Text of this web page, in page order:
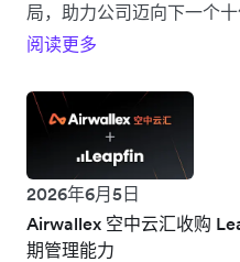
局，助力公司迈向下一个
阅读更多
2026年6月5日
Airwallex 空中云汇收购
期管理能力